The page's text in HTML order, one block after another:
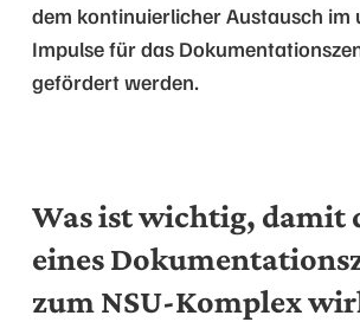
dem kontinuierlicher Austausch im
Impulse für das
gefördert werden.
Was ist wichtig, damit
eines
zum NSU-Komplex